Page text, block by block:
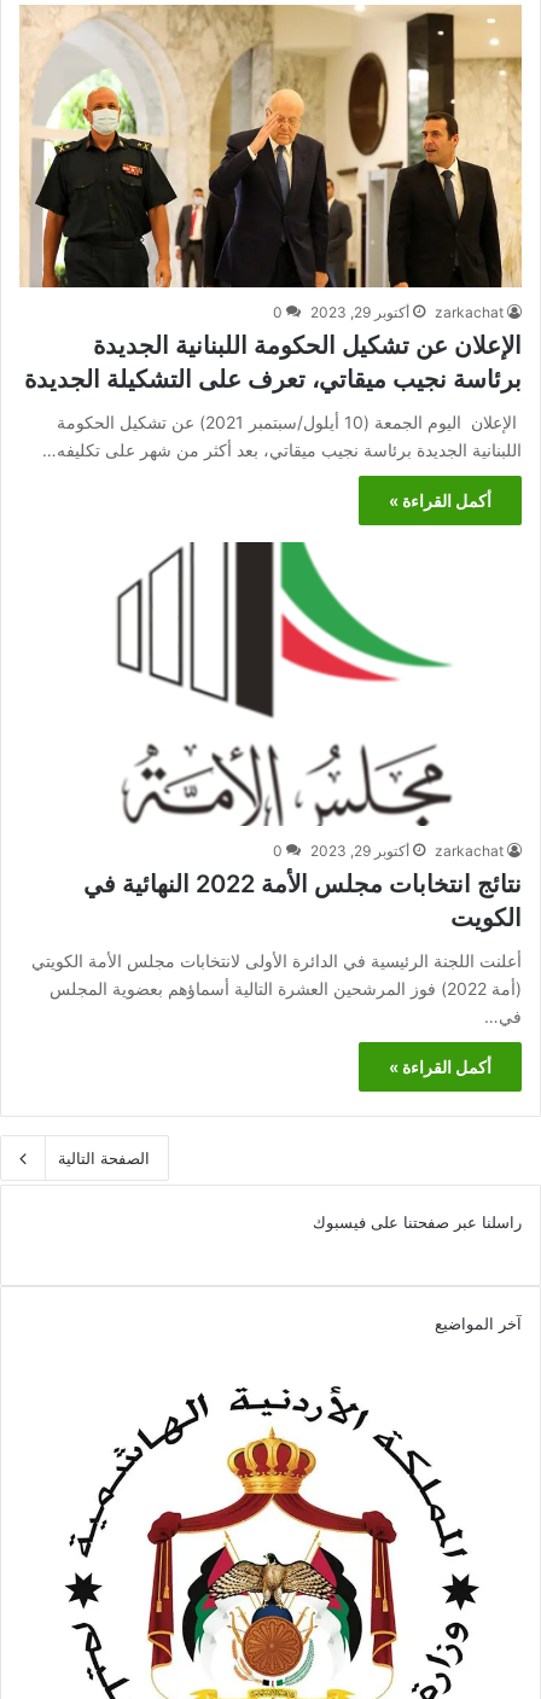
zarkachat أكتوبر 29, 2023 0
الإعلان عن تشكيل الحكومة اللبنانية الجديدة
برئاسة نجيب ميقاتي، تعرف على التشكيلة الجديدة
الإعلان اليوم الجمعة (10 أيلول/سبتمبر 2021) عن تشكيل الحكومة
اللبنانية الجديدة برئاسة نجيب ميقاتي، بعد أكثر من شهر على تكليفه…
أكمل القراءة »
zarkachat أكتوبر 29, 2023 0
نتائج انتخابات مجلس الأمة 2022 النهائية في
الكويت
أعلنت اللجنة الرئيسية في الدائرة الأولى لانتخابات مجلس الأمة الكويتي
(أمة 2022) فوز المرشحين العشرة التالية أسماؤهم بعضوية المجلس
في…
أكمل القراءة »
الصفحة التالية
راسلنا عبر صفحتنا على فيسبوك
آخر المواضيع